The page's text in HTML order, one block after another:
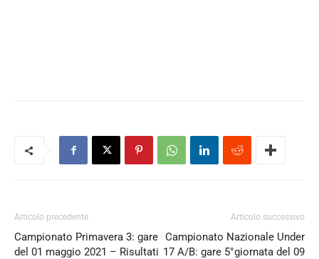
Articolo precedente
Campionato Primavera 3: gare
del 01 maggio 2021 – Risultati
Articolo successivo
Campionato Nazionale Under
17 A/B: gare 5°giornata del 09